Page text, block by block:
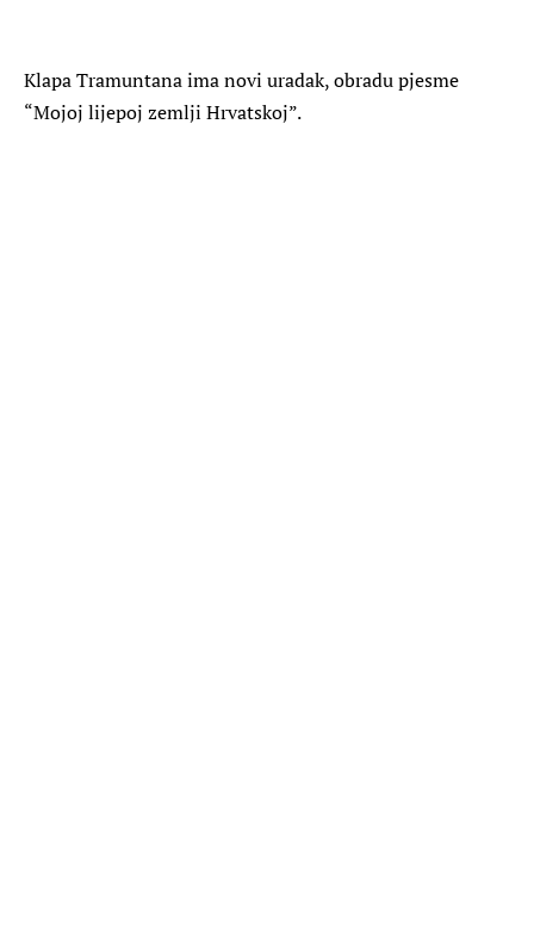
Klapa Tramuntana ima novi uradak, obradu pjesme
“Mojoj lijepoj zemlji Hrvatskoj”.